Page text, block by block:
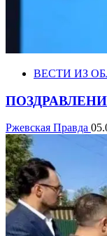
ВЕСТИ ИЗ
Ржевская Правда